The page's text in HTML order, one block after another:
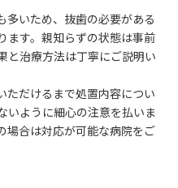
多いため、抜歯の必要がある
ます。親知らずの状態は事前
と治療方法は丁寧にご説明い
ただけるまで処置内容につい
いように細心の注意を払いま
場合は対応が可能な病院をご